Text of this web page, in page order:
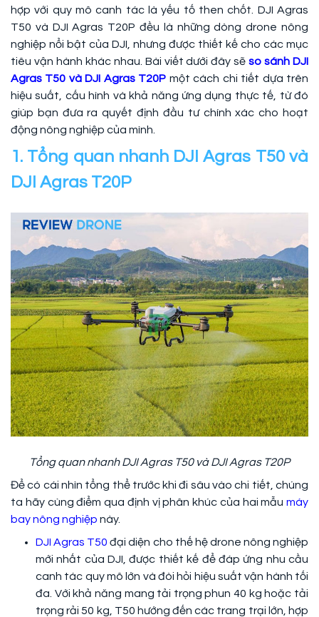
hợp với quy mô canh tác là yếu tố then chốt. DJI Agras
T50 và DJI Agras T20P đều là những dòng drone nông
nghiệp nổi bật của DJI, nhưng được thiết kế cho các mục
tiêu vận hành khác nhau. Bài viết dưới đây sẽso sánh DJI
Agras T50 và DJI Agras T20P một cách chi tiết dựa trên
hiệu suất, cấu hình và khả năng ứng dụng thực tế, từ đó
giúp bạn đưa ra quyết định đầu tư chính xác cho hoạt
động nông nghiệp của mình.
1. Tổng quan nhanh DJI Agras T50 và
DJI Agras T20P
Tổng quan nhanh DJI Agras T50 và DJI Agras T20P
Để có cái nhìn tổng thể trước khi đi sâu vào chi tiết, chúng
ta hãy cùng điểm qua định vị phân khúc của hai mẫu máy
bay nông nghiệp này.
DJI Agras T50 đại diện cho thế hệ drone nông nghiệp
mới nhất của DJI, được thiết kế để đáp ứng nhu cầu
canh tác quy mô lớn và đòi hỏi hiệu suất vận hành tối
đa. Với khả năng mang tải trọng phun 40 kg hoặc tải
trọng rải 50 kg, T50 hướng đến các trang trại lớn, hợp